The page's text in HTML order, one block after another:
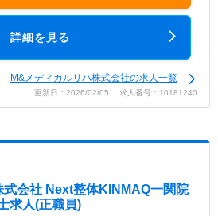
詳細を見る
M&メディカルリハ株式会社の求人一覧
更新日：2026/02/05 求人番号：10181240
式会社 Next整体KINMAQ一関院
求人(正職員)